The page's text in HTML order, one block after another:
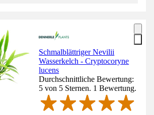
Schmalblättriger Nevilii
Wasserkelch - Cryptocoryne
lucens
Durchschnittliche Bewertung:
5 von 5 Sternen. 1 Bewertung.